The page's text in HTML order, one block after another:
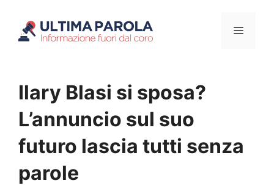
Menu
Ilary Blasi si sposa?
L’annuncio sul suo
futuro lascia tutti senza
parole